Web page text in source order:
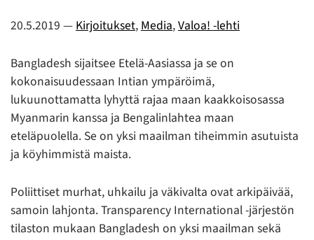
20.5.2019 — Kirjoitukset, Media,Valoa! -lehti
Bangladesh sijaitsee Etelä-Aasiassa ja se on
kokonaisuudessaan Intian ympäröimä,
lukuunottamatta lyhyttä rajaa maan kaakkoisosassa
Myanmarin kanssa ja Bengalinlahtea maan
eteläpuolella. Se on yksi maailman tiheimmin asutuista
ja köyhimmistä maista.
Poliittiset murhat, uhkailu ja väkivalta ovat arkipäivää,
samoin lahjonta. Transparency International -järjestön
tilaston mukaan Bangladesh on yksi maailman sekä